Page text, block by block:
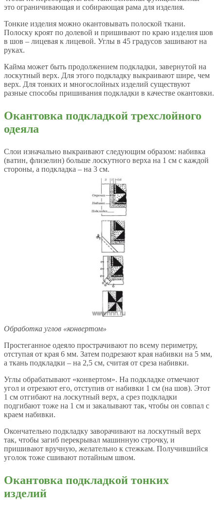
это ограничивающая и собирающая рама для изделия.
Тонкие изделия можно окантовывать полоской ткани.
Полоску кроят по долевой и пришивают по краю изделия шов
в шов – лицевая к лицевой. Углы в 45 градусов зашивают на
руках.
Кайма может быть продолжением подкладки, завернутой на
лоскутный верх. Для этого подкладку выкраивают шире, чем
верх. Для тонких и многослойных изделий существуют
разные способы пришивания подкладки в качестве окантовки.
Окантовка подкладкой трехслойного
одеяла
Слои изначально выкраивают следующим образом: набивка
(ватин, флизелин) больше лоскутного верха на 1 см с каждой
стороны, а подкладка – на 3 см.
Обработка углов «конвертом»
Простеганное одеяло прострачивают по всему периметру,
отступая от края 6 мм. Затем подрезают края набивки на 5 мм,
а ткань подкладки – на 2,5 см, считая от среза набивки.
Углы обрабатывают «конвертом». На подкладке отмечают
угол и отрезают его, отступив от набивки 1 см (на шов). Этот
1 см отгибают на лоскутный верх, а срез подкладки
подгибают тоже на 1 см и закалывают так, чтобы он совпал с
краем набивки.
Окончательно подкладку заворачивают на лоскутный верх
так, чтобы загиб перекрывал машинную строчку, и
пришивают вручную, желательно к стежкам. Получившийся
уголок тоже сшивают потайным швом.
Окантовка подкладкой тонких
изделий